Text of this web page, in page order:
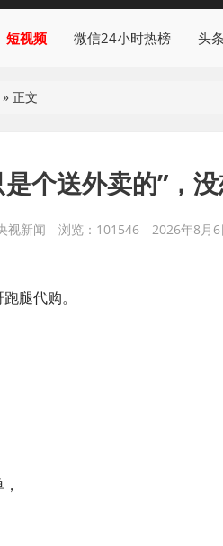
短视频 微信24小时热榜 头
» 正文
是个送外卖的”，
视新闻 浏览：101546 2026年8月
腿代购。